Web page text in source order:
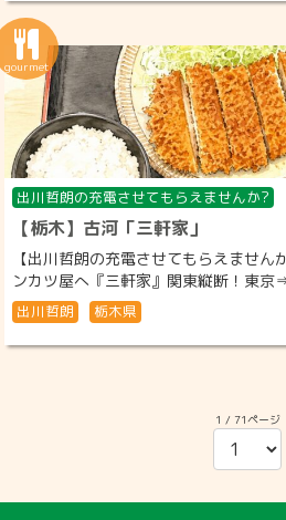
出川哲朗の充電させてもらえませんか?
【栃木】古河「三軒家」
【出川哲朗の充電させてもらえませ
ンカツ屋へ『三軒家』関東縦断！東
出川哲朗 栃木県
1 / 71ページ